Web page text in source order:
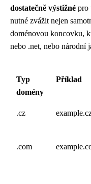
dostatečně výstižné pro
nutné zvážit nejen
doménovou koncovku,
nebo .net, nebo národní
Typ
domény
Příklad
.cz
.com